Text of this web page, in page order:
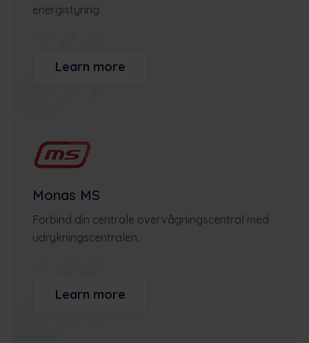
energistyring
Learn more
Monas MS
Forbind din centrale overvågningscentral med
udrykningscentralen.
Learn more